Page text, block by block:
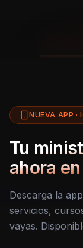
NUEVA APP ·
Tu
ahora
Descarga la
servicios,
vayas.